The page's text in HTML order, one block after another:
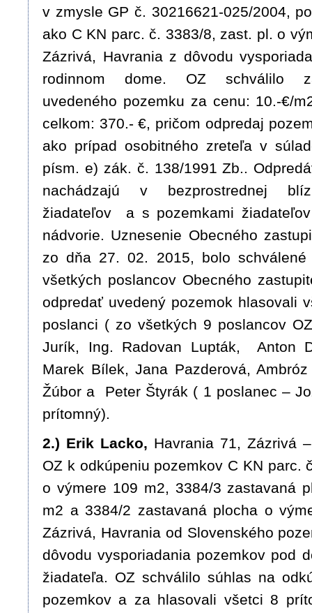
v zmysle GP č. 30216621-025/2004,
ako C KN parc. č. 3383/8, zast. pl. o
Zázrivá, Havrania z dôvodu
rodinnom dome. OZ schválilo
uvedeného pozemku za cenu: 10.-€/
celkom: 370.- €, pričom odpredaj
ako prípad osobitného zreteľa v
písm. e) zák. č. 138/1991 Zb..
nachádzajú v bezprostrednej
žiadateľov a s pozemkami
nádvorie. Uznesenie Obecného
zo dňa 27. 02. 2015, bolo schválené
všetkých poslancov Obecného
odpredať uvedený pozemok
poslanci ( zo všetkých 9 poslancov
Jurík, Ing. Radovan Lupták, Anton
Marek Bílek, Jana Pazderová,
Žúbor a Peter Štyrák ( 1 poslanec –
prítomný).
2.) Erik Lacko, Havrania 71, Zázrivá
OZ k odkúpeniu pozemkov C KN parc.
o výmere 109 m2, 3384/3 zastavaná
m2 a 3384/2 zastavaná plocha o
Zázrivá, Havrania od Slovenského
dôvodu vysporiadania pozemkov pod
žiadateľa. OZ schválilo súhlas na
pozemkov a za hlasovali všetci 8